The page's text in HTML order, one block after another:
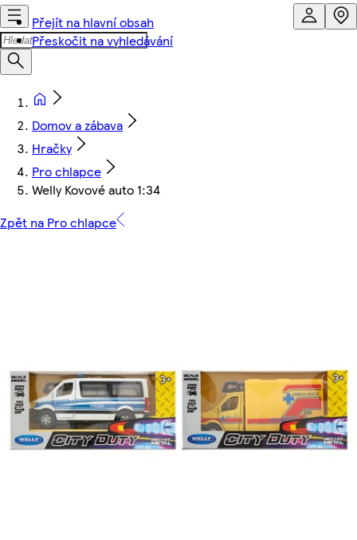
Přejít na hlavní obsah
Přeskočit na vyhledávání
Domov a zábava
Hračky
Pro chlapce
Welly Kovové auto 1:34
Zpět na Pro chlapce